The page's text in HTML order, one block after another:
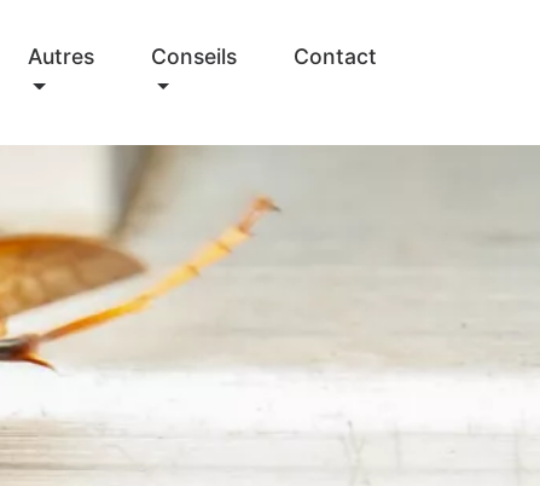
Autres Conseils Contact